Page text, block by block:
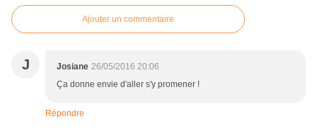
Ajouter un commentaire
J Josiane 26/05/2016 20:06
Ça donne envie d'aller s'y promener !
Répondre